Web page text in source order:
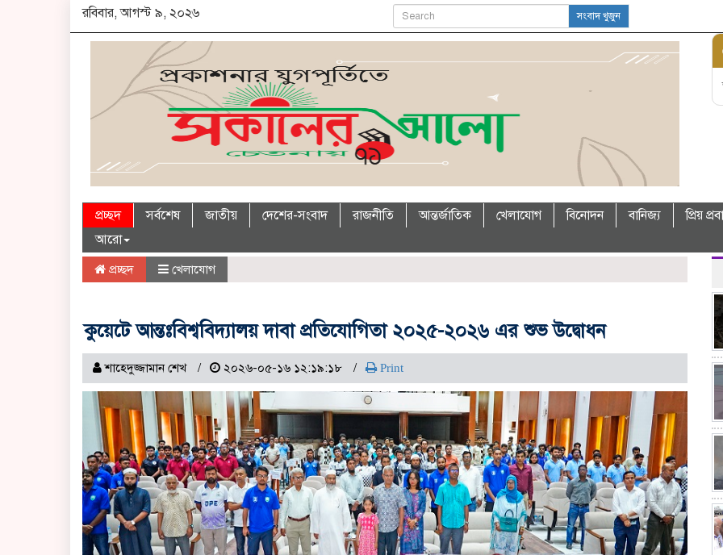
রবিবার, আগস্ট ৯, ২০২৬ সংবাদ খুজুন
প্রচ্ছদ সর্বশেষ জাতীয় দেশের-সংবাদ রাজনীতি আন্তর্জাতিক খেলাযোগ বিনোদন বানিজ্য প্রিয়
আরো
প্রচ্ছদ খেলাযোগ
কুয়েটে আন্তঃবিশ্ববিদ্যালয় দাবা প্রতিযোগিতা ২০২৫-২০২৬ এর শুভ উদ্বোধন
শাহেদুজ্জামান শেখ ২০২৬-০৫-১৬ ১২:১৯:১৮ Print